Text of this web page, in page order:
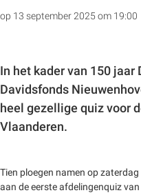
op 13 september 2025 om 19:00
In het kader van 150
Davidsfonds
heel gezellige quiz voor
Vlaanderen.
Tien ploegen namen op
aan de eerste afdelingenquiz